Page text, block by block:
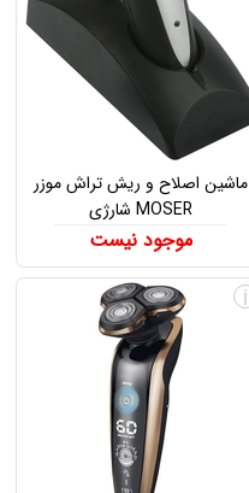
ماشین اصلاح و ریش تراش موزر
MOSER شارژی
موجود نیست
i